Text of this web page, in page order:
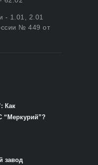
- 1.01, 2.01
№ 449 от
Как
“Меркурий”?
завод